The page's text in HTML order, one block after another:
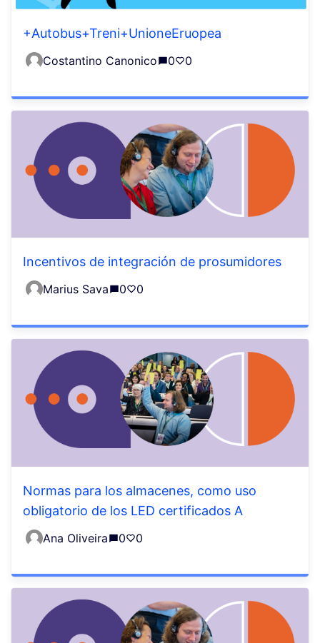
+Autobus+Treni+UnioneEruopea
Costantino Canonico 0 0
Incentivos de integración de prosumidores
Marius Sava 0 0
Normas para los almacenes, como uso
obligatorio de los LED certificados A
Ana Oliveira 0 0